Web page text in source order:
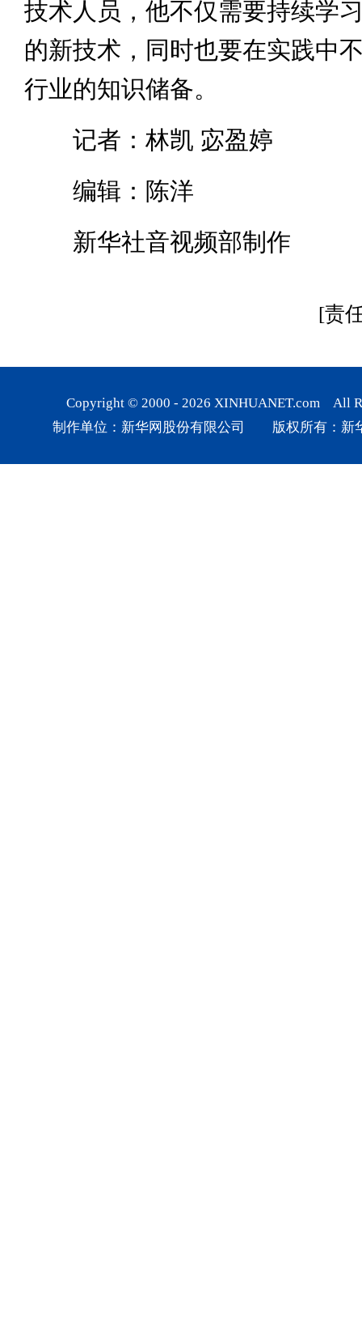
技术人员，他不仅需要持续学
的新技术，同时也要在实践中
行业的知识储备。
记者：林凯 宓盈婷
编辑：陈洋
新华社音视频部制作
[责
Copyright © 2000 - 2026 XINHUANET.com All
制作单位：新华网股份有限公司 版权所有：新